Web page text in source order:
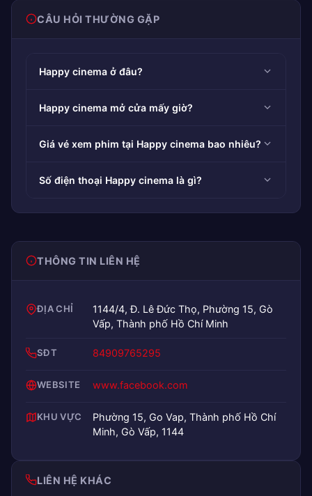
CÂU HỎI THƯỜNG GẶP
Happy cinema ở đâu?
Happy cinema mở cửa mấy giờ?
Giá vé xem phim tại Happy cinema bao nhiêu?
Số điện thoại Happy cinema là gì?
THÔNG TIN LIÊN HỆ
ĐỊA CHỈ
1144/4, Đ. Lê Đức Thọ, Phường 15, Gò
Vấp, Thành phố Hồ Chí Minh
SĐT 84909765295
WEBSITE www.facebook.com
KHU VỰC
Phường 15, Go Vap, Thành phố Hồ Chí
Minh, Gò Vấp, 1144
LIÊN HỆ KHÁC